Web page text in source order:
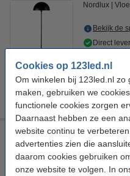
Cookies op 123led.nl
Om winkelen bij 123led.nl zo
maken, gebruiken we
functionele cookies zorgen
Daarnaast hebben ze een
website continu te
advertenties zien die
daarom cookies gebruiken
onze website te volgen. In
Nordlux
Bekijk de
Direct
25% korting:
€ 112,46
Nordlux Vloerlamp E27 |
Nordlux